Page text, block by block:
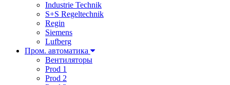
Industrie Technik
S+S Regeltechnik
Regin
Siemens
Lufberg
Пром. автоматика
Вентиляторы
Prod 1
Prod 2